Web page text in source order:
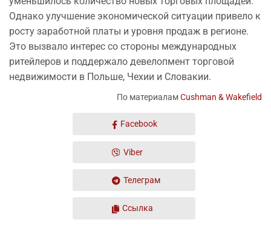
Однако улучшение экономической ситуации привело к
росту заработной платы и уровня продаж в регионе.
Это вызвало интерес со стороны международных
ритейлеров и поддержало девелопмент торговой
недвижимости в Польше, Чехии и Словакии.
По материаламCushman & Wakefield
Facebook
Viber
Телеграм
Ссылка